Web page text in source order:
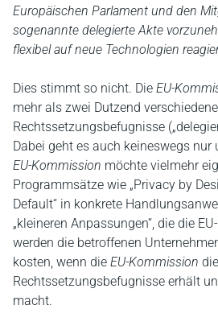
Europäischen Parlament und den
sogenannte delegierte Akte
flexibel auf neue Technologien
Dies stimmt so nicht. Die EU-
mehr als zwei Dutzend
Rechtssetzungsbefugnisse
Dabei geht es auch keineswegs nur
EU-Kommission möchte vielmehr
Programmsätze wie „Privacy by
Default“ in konkrete
„kleineren Anpassungen“, die die
werden die betroffenen
kosten, wenn die EU-Kommission
Rechtssetzungsbefugnisse erhält
macht.